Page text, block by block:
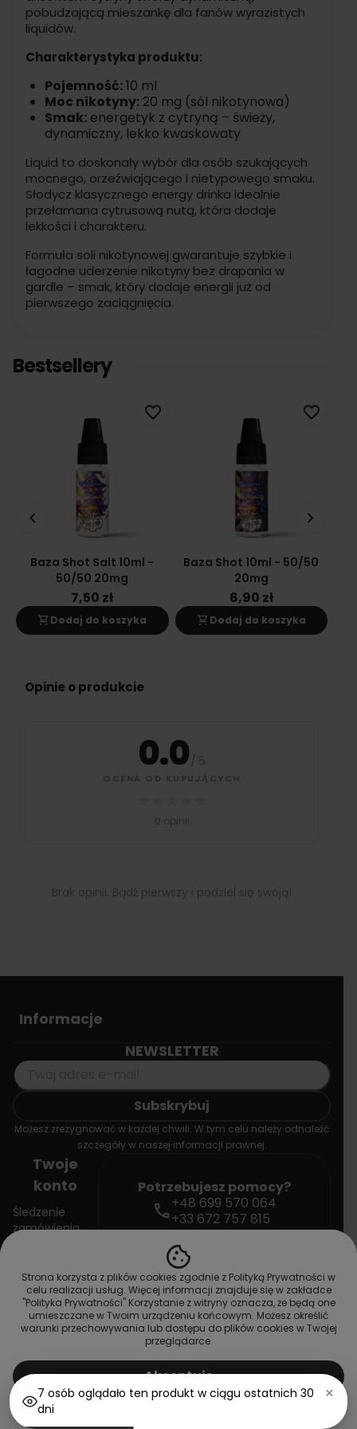
shopping_cart_offBrak na stanie
pobudzającą mieszankę dla fanów wyrazistych
liquidów.
Charakterystyka produktu:
Pojemność:10 ml
Moc nikotyny: 20 mg (sól nikotynowa)
Smak: energetyk z cytryną – świeży,
dynamiczny, lekko kwaskowaty
Liquid to doskonały wybór dla osób szukających
mocnego, orzeźwiającego i nietypowego smaku.
Słodycz klasycznego energy drinka idealnie
przełamana cytrusową nutą, która dodaje
lekkości i charakteru.
Formuła soli nikotynowej gwarantuje szybkie i
łagodne uderzenie nikotyny bez drapania w
gardle – smak, który dodaje energii już od
pierwszego zaciągnięcia.
Bestsellery
Baza Shot Salt 10ml -
50/50 20mg
7,50 zł
shopping_cart Dodaj do koszyka
favorite_border
Baza Shot 10ml - 50/50
20mg
6,90 zł
shopping_cart Dodaj do koszyka
favorite_border
keyboard_arrow_left keyboard_arrow_right
Opinie o produkcie
0.0/ 5
OCENA OD KUPUJĄCYCH
0 opinii
Brak opinii. Bądź pierwszy i podziel się swoją!
cookie
Strona korzysta z plików cookies zgodnie z Polityką Prywatności w
celu realizacji usług. Więcej informacji znajduje się w zakładce
"Polityka Prywatności" Korzystanie z witryny oznacza, że będą one
umieszczane w Twoim urządzeniu końcowym. Możesz określić
warunki przechowywania lub dostępu do plików cookies w Twojej
przeglądarce.
Akceptuję
Informacje
NEWSLETTER
Możesz zrezygnować w każdej chwili. W tym celu należy odnaleźć
szczegóły w naszej informacji prawnej.
Twoje
konto
Śledzenie
zamówienia
Utwórz konto
Potrzebujesz pomocy?
call+48 699 570 064
+33 672 757 815
mail
7 osób oglądało ten produkt w ciągu ostatnich 30
dni
×